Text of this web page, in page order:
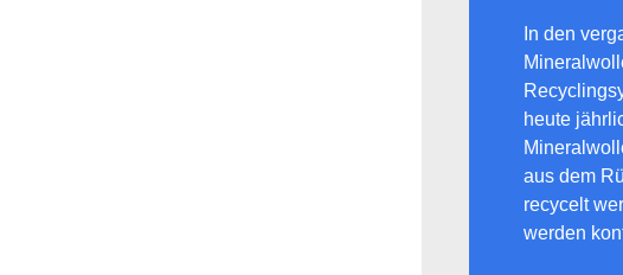
In den
heute
aus dem
recycelt
werden